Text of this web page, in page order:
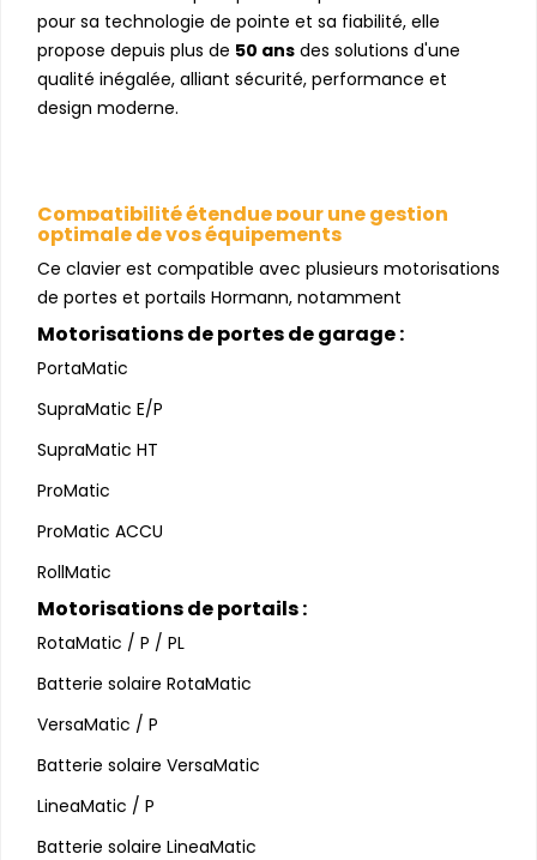
pour sa technologie de pointe et sa fiabilité, elle
propose depuis plus de 50 ans des solutions d'une
qualité inégalée, alliant sécurité, performance et
design moderne.
Compatibilité étendue pour une gestion
optimale de vos équipements
Ce clavier est compatible avec plusieurs motorisations
de portes et portails Hormann, notamment
Motorisations de portes de garage :
PortaMatic
SupraMatic E/P
SupraMatic HT
ProMatic
ProMatic ACCU
RollMatic
Motorisations de portails :
RotaMatic / P / PL
Batterie solaire RotaMatic
VersaMatic / P
Batterie solaire VersaMatic
LineaMatic / P
Batterie solaire LineaMatic